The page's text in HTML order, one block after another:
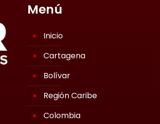
Menú
Inicio
Cartagena
Bolívar
Región Caribe
Colombia